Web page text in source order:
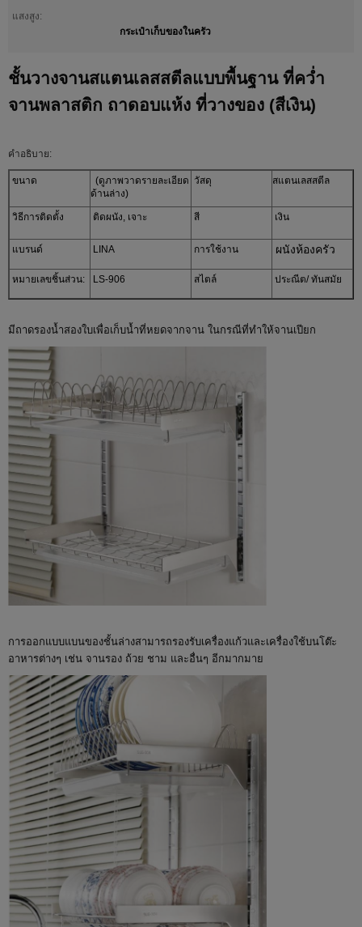
แสงสูง:
กระเป๋าเก็บของในครัว
ชั้นวางจานสแตนเลสสตีลแบบพื้นฐาน ที่คว่ำ
จานพลาสติก ถาดอบแห้ง ที่วางของ (สีเงิน)
คำอธิบาย:
ขนาด
(ดูภาพวาดรายละเอียด
ด้านล่าง)
วัสดุ สแตนเลสสตีล
วิธีการติดตั้ง ติดผนัง, เจาะ สี เงิน
แบรนด์ LINA การใช้งาน ผนังห้องครัว
หมายเลขชิ้นส่วน: LS-906 สไตล์ ประณีต/ ทันสมัย
มีถาดรองน้ำสองใบเพื่อเก็บน้ำที่หยดจากจาน ในกรณีที่ทำให้จานเปียก
การออกแบบแบนของชั้นล่างสามารถรองรับเครื่องแก้วและเครื่องใช้บนโต๊ะ
อาหารต่างๆ เช่น จานรอง ถ้วย ชาม และอื่นๆ อีกมากมาย